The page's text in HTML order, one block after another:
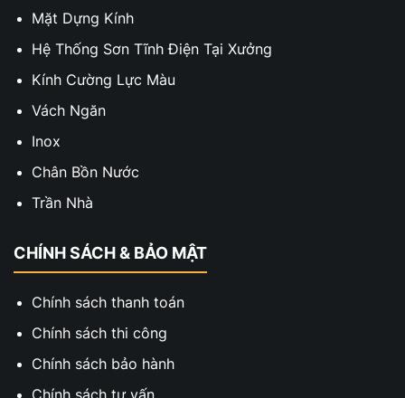
Mặt Dựng Kính
Hệ Thống Sơn Tĩnh Điện Tại Xưởng
Kính Cường Lực Màu
Vách Ngăn
Inox
Chân Bồn Nước
Trần Nhà
CHÍNH SÁCH & BẢO MẬT
Chính sách thanh toán
Chính sách thi công
Chính sách bảo hành
Chính sách tư vấn